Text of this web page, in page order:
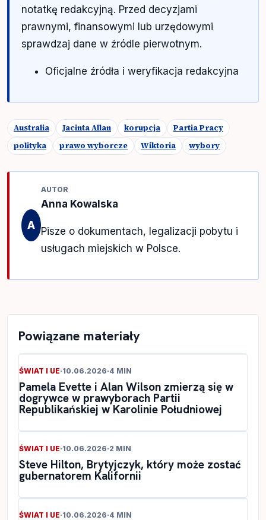
notatkę redakcyjną. Przed decyzjami
prawnymi, finansowymi lub urzędowymi
sprawdzaj dane w źródle pierwotnym.
Oficjalne źródła i weryfikacja redakcyjna
Australia Jacinta Allan korupcja
Partia Pracy
polityka
prawo wyborcze Wiktoria wybory
A
AUTOR
Anna Kowalska
Pisze o dokumentach, legalizacji pobytu i
usługach miejskich w Polsce.
Powiązane materiały
ŚWIAT I UE·10.06.2026·4 MIN
Pamela Evette i Alan Wilson zmierzą się w
dogrywce w prawyborach Partii
Republikańskiej w Karolinie Południowej
ŚWIAT I UE·10.06.2026·2 MIN
Steve Hilton, Brytyjczyk, który może zostać
gubernatorem Kalifornii
ŚWIAT I UE·10.06.2026·4 MIN